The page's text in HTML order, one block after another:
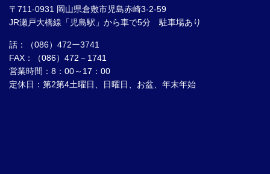
〒711-0931 岡山県倉敷市児島赤崎3-2-59
JR瀬戸大橋線「児島駅」から車で5分 駐車場あり
話：（086）472ー3741
FAX：（086）472－1741
営業時間：8：00～17：00
定休日：第2第4土曜日、日曜日、お盆、年末年始